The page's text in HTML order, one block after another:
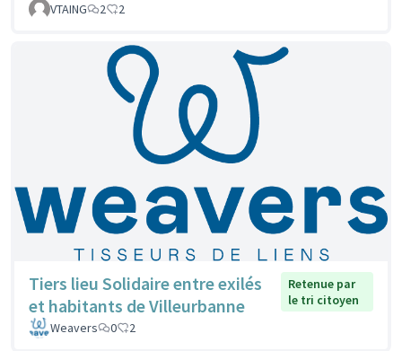
VTAING 2 2
Tiers lieu Solidaire entre exilés
et habitants de Villeurbanne
Retenue par
le tri citoyen
Weavers
0 2